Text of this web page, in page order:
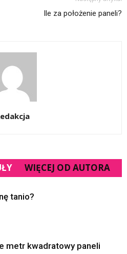
Ile za położenie paneli?
WIĘCEJ OD AUTORA
tanio?
metr kwadratowy paneli